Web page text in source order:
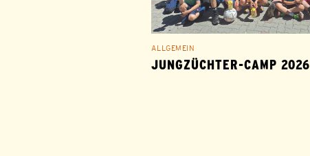
ALLGEMEIN
JUNGZÜCHTER-CAMP 2026